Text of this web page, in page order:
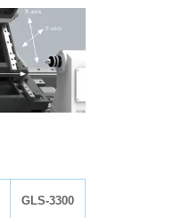
GLS-3300